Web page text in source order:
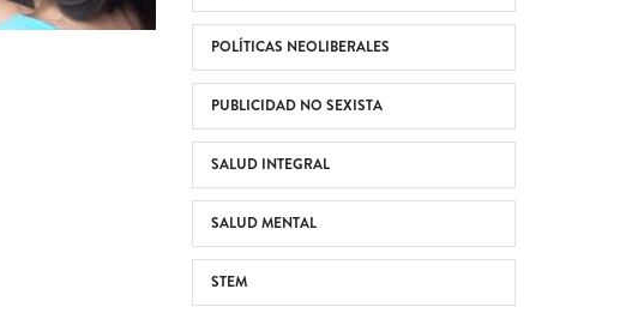
POLÍTICAS NEOLIBERALES
PUBLICIDAD NO SEXISTA
SALUD INTEGRAL
SALUD MENTAL
STEM